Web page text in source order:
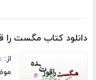
دانلود کتاب مگست را
از: